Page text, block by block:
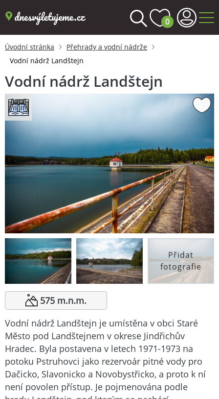
0
Úvodní stránka
Přehrady a vodní nádrže
Vodní nádrž Landštejn
Vodní nádrž Landštejn
Přidat
fotografie
575 m.n.m.
Vodní nádrž Landštejn je umístěna v obci Staré
Město pod Landštejnem v okrese Jindřichův
Hradec. Byla postavena v letech 1971-1973 na
potoku Pstruhovci jako rezervoár pitné vody pro
Dačicko, Slavonicko a Novobystřicko, a proto k ní
není povolen přístup. Je pojmenována podle